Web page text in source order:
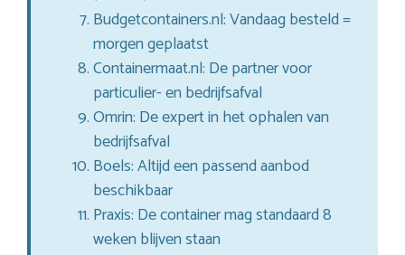
Budgetcontainers.nl: Vandaag besteld =
morgen geplaatst
Containermaat.nl: De partner voor
particulier- en bedrijfsafval
Omrin: De expert in het ophalen van
bedrijfsafval
Boels: Altijd een passend aanbod
beschikbaar
Praxis: De container mag standaard 8
weken blijven staan